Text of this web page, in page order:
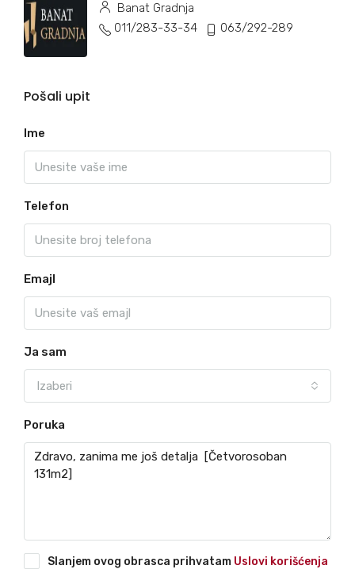
Banat Gradnja
011/283-33-34
063/292-289
Pošali upit
Ime
Telefon
Emajl
Ja sam
Izaberi
Poruka
Slanjem ovog obrasca prihvatam Uslovi korišćenja